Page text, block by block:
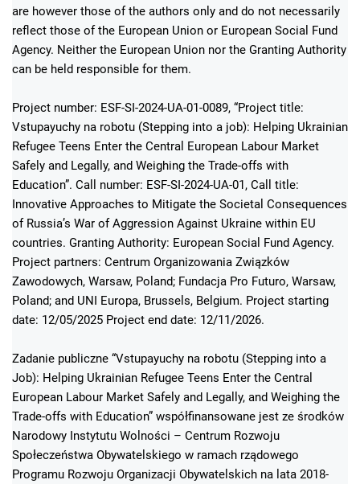
are however those of the authors only and do not necessarily
reflect those of the European Union or European Social Fund
Agency. Neither the European Union nor the Granting Authority
can be held responsible for them.
Project number: ESF-SI-2024-UA-01-0089, “Project title:
Vstupayuchy na robotu (Stepping into a job): Helping Ukrainian
Refugee Teens Enter the Central European Labour Market
Safely and Legally, and Weighing the Trade-offs with
Education”. Call number: ESF-SI-2024-UA-01, Call title:
Innovative Approaches to Mitigate the Societal Consequences
of Russia’s War of Aggression Against Ukraine within EU
countries. Granting Authority: European Social Fund Agency.
Project partners: Centrum Organizowania Związków
Zawodowych, Warsaw, Poland; Fundacja Pro Futuro, Warsaw,
Poland; and UNI Europa, Brussels, Belgium. Project starting
date: 12/05/2025 Project end date: 12/11/2026.
Zadanie publiczne “Vstupayuchy na robotu (Stepping into a
Job): Helping Ukrainian Refugee Teens Enter the Central
European Labour Market Safely and Legally, and Weighing the
Trade-offs with Education” współfinansowane jest ze środków
Narodowy Instytutu Wolności – Centrum Rozwoju
Społeczeństwa Obywatelskiego w ramach rządowego
Programu Rozwoju Organizacji Obywatelskich na lata 2018-